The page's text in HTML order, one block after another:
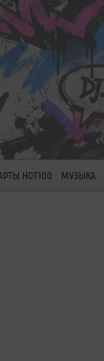
HOT100 МУЗЫКА